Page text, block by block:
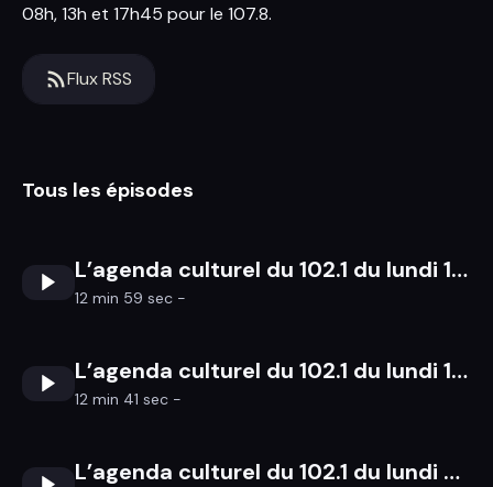
08h, 13h et 17h45 pour le 107.8.
Flux RSS
Tous les épisodes
L’agenda culturel du 102.1 du lundi 18 au dimanche 24 mai 2026
12 min 59 sec -
L’agenda culturel du 102.1 du lundi 11 au dimanche 17 mai 2026
12 min 41 sec -
L’agenda culturel du 102.1 du lundi 4 au dimanche 10 mai 2026